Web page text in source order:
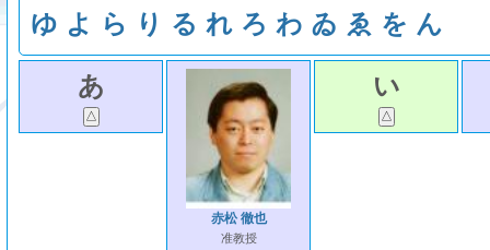
ゆ よ ら り る れ ろ わ ゐ ゑ を ん
あ
赤松 徹也
准教授
い